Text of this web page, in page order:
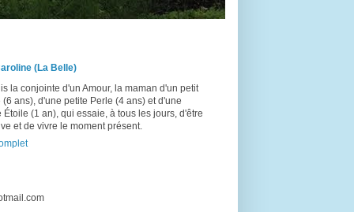
(La Belle)
la conjointe d'un Amour, la maman d'un petit
(6 ans), d'une petite Perle (4 ans) et d'une
Étoile (1 an), qui essaie, à tous les jours, d'être
et de vivre le moment présent.